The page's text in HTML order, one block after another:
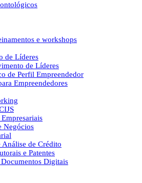
e workshops
de Líderes
de Líderes
de Perfil Empreendedor
Empreendedores
Negócios
Análise de Crédito
e Patentes
Documentos Digitais